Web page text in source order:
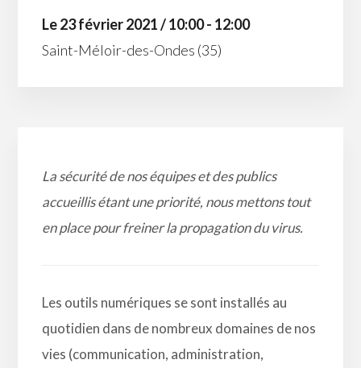
Le 23 février 2021 / 10:00 - 12:00
Saint-Méloir-des-Ondes (35)
La sécurité de nos équipes et des publics
accueillis étant une priorité, nous mettons tout
en place pour freiner la propagation du virus.
Les outils numériques se sont installés au
quotidien dans de nombreux domaines de nos
vies (communication, administration,